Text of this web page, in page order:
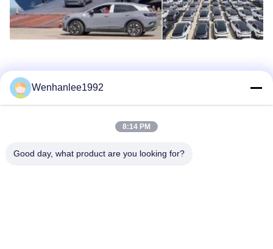
Wenhanlee1992
8:14 PM
Good day, what product are you looking for?